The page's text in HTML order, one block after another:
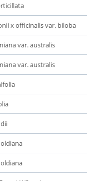
x officinalis var. biloba
var. australis
var. australis